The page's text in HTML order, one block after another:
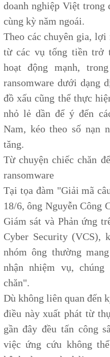
doanh nghiệp Việt trong
cùng kỳ năm ngoái.
Theo các chuyên gia,
từ các vụ tống tiền trở
hoạt động mạnh,
ransomware dưới dạng
đồ xấu cũng thể thực
nhỏ lẻ dần để ý đến
Nam, kéo theo số nạn
tăng.
Từ chuyện chiếc chăn
ransomware
Tại tọa đàm "Giải mã
18/6, ông Nguyễn Công
Giám sát và Phản ứng
Cyber Security (VCS),
nhóm ông thường
nhận nhiệm vụ,
chăn".
Dù không liên quan đến
điều này xuất phát từ
gần đây đều tấn công
việc ứng cứu không